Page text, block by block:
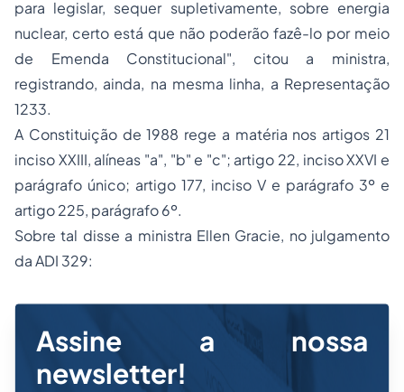
para legislar, sequer supletivamente, sobre energia
nuclear, certo está que não poderão fazê-lo por meio
de Emenda Constitucional", citou a ministra,
registrando, ainda, na mesma linha, a Representação
1233.
A Constituição de 1988 rege a matéria nos artigos 21
inciso XXIII, alíneas "a", "b" e "c"; artigo 22, inciso XXVI e
parágrafo único; artigo 177, inciso V e parágrafo 3º e
artigo 225, parágrafo 6º.
Sobre tal disse a ministra Ellen Gracie, no julgamento
da ADI 329:
Assine a nossa
newsletter!